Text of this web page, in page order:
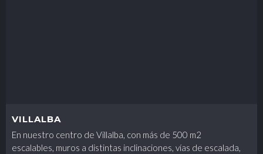
VILLALBA
En nuestro centro de Villalba, con más de 500 m2
escalables, muros a distintas inclinaciones, vías de escalada,